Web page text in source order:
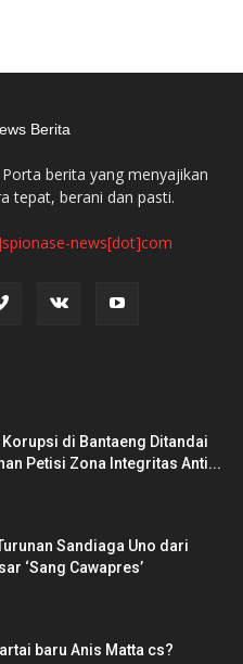
berita yang menyajikan
tepat, berani dan pasti.
news[dot]com
Korupsi di Bantaeng Ditandai
Petisi Zona Integritas Anti...
Sandiaga Uno dari
‘Sang Cawapres’
baru Anis Matta cs?